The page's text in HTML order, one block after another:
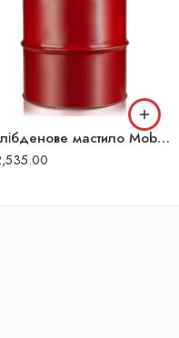
Молібденове мастило Mobilgrease Special 180 кг 228